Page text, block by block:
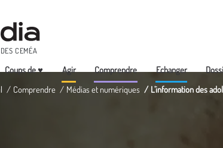
CEMÉA
Menu
Coups de ♥ Agir Comprendre Echanger
Comprendre Médias et numériques L’information des